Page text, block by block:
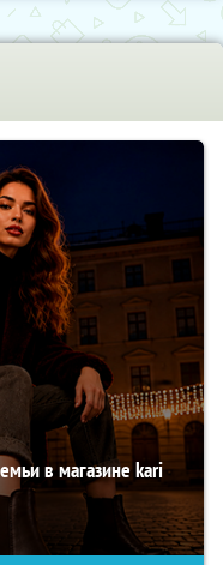
в магазине kari